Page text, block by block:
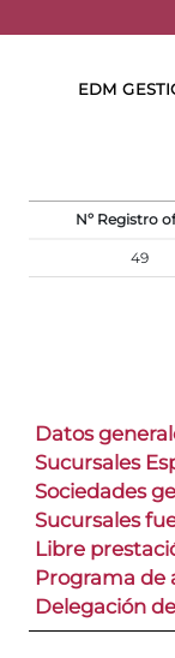
EDM
Nº Registro
49
Datos
Sucursales
Sociedades
Sucursales
Libre
Programa de
Delegación